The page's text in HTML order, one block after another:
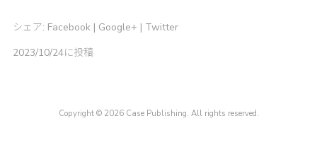
シェア: Facebook| Google+ | Twitter
2023/10/24に投稿
Copyright © 2026 Case Publishing. All rights reserved.